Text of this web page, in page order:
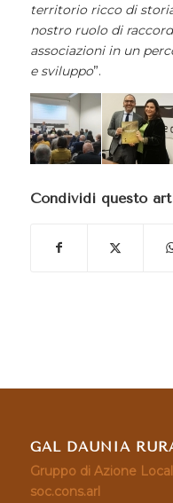
territorio ricco di
nostro ruolo di
associazioni in un
e sviluppo”.
Condividi questo
GAL DAUNIA
Gruppo di Azione
soc.cons.arl